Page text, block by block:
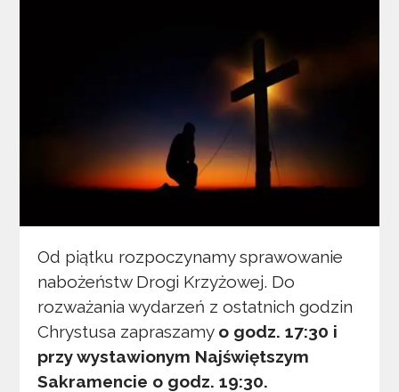
Od piątku rozpoczynamy sprawowanie
nabożeństw Drogi Krzyżowej. Do
rozważania wydarzeń z ostatnich godzin
Chrystusa zapraszamy o godz. 17:30 i
przy wystawionym Najświętszym
Sakramencie o godz. 19:30.